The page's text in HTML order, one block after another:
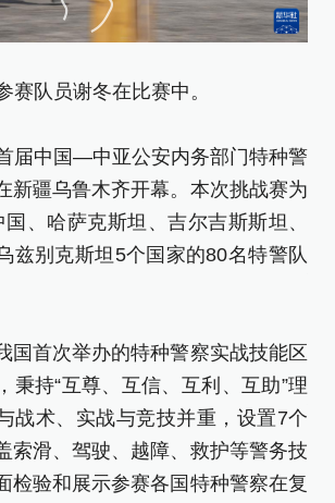
赛队员谢冬在比赛中。
届中国—中亚公安内务部门特种警
新疆乌鲁木齐开幕。本次挑战赛为
、哈萨克斯坦、吉尔吉斯斯坦、
兹别克斯坦5个国家的80名特警队
国首次举办的特种警察实战技能区
秉持“互尊、互信、互利、互助”理
战术、实战与竞技并重，设置7个
索滑、驾驶、越障、救护等警务技
检验和展示参赛各国特种警察在复